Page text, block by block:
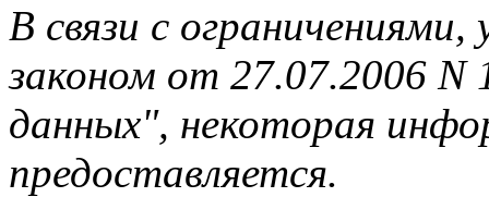
В связи с
законом от 27.07.2006
данных", некоторая
предоставляется.